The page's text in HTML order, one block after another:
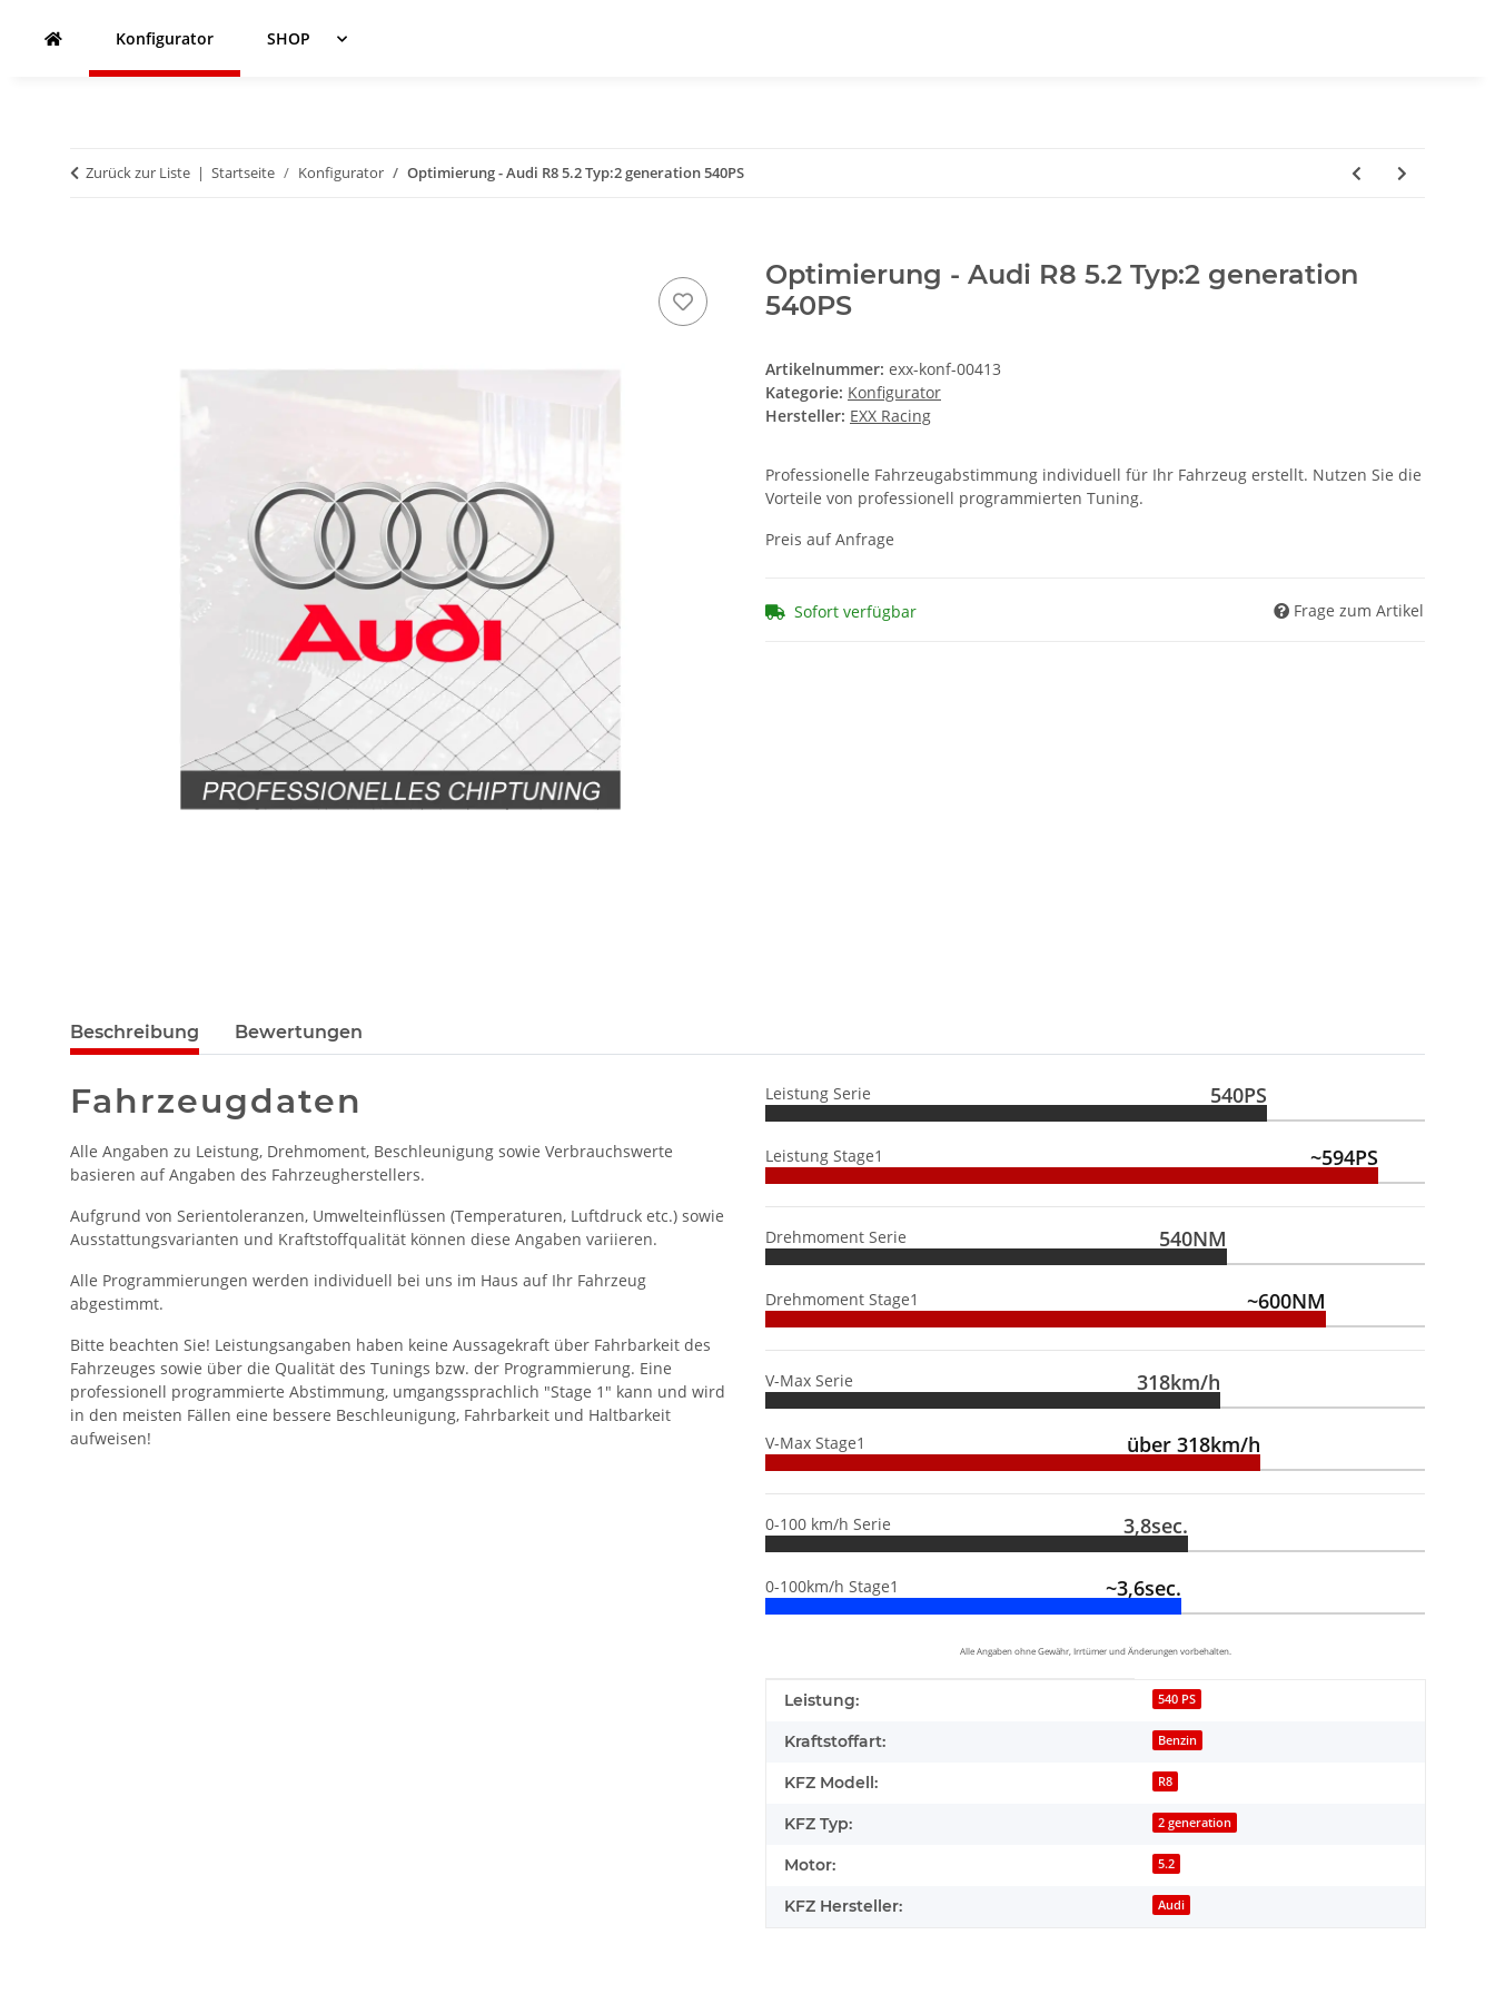
Konfigurator SHOP
Zurück zur Liste Startseite Konfigurator Optimierung - Audi R8 5.2 Typ:2 generation 540PS
Optimierung - Audi R8 5.2 Typ:2 generation
540PS
Artikelnummer: exx-konf-00413
Kategorie: Konfigurator
Hersteller: EXX Racing
Professionelle Fahrzeugabstimmung individuell für Ihr Fahrzeug erstellt. Nutzen Sie die
Vorteile von professionell programmierten Tuning.
Preis auf Anfrage
Sofort verfügbar Frage zum Artikel
Beschreibung Bewertungen
Fahrzeugdaten
Alle Angaben zu Leistung, Drehmoment, Beschleunigung sowie Verbrauchswerte
basieren auf Angaben des Fahrzeugherstellers.
Aufgrund von Serientoleranzen, Umwelteinflüssen (Temperaturen, Luftdruck etc.) sowie
Ausstattungsvarianten und Kraftstoffqualität können diese Angaben variieren.
Alle Programmierungen werden individuell bei uns im Haus auf Ihr Fahrzeug
abgestimmt.
Bitte beachten Sie! Leistungsangaben haben keine Aussagekraft über Fahrbarkeit des
Fahrzeuges sowie über die Qualität des Tunings bzw. der Programmierung. Eine
professionell programmierte Abstimmung, umgangssprachlich "Stage 1" kann und wird
in den meisten Fällen eine bessere Beschleunigung, Fahrbarkeit und Haltbarkeit
aufweisen!
Leistung Serie 540PS
Leistung Stage1 ~594PS
Drehmoment Serie 540NM
Drehmoment Stage1 ~600NM
V-Max Serie 318km/h
V-Max Stage1 über 318km/h
0-100 km/h Serie 3,8sec.
0-100km/h Stage1 ~3,6sec.
Alle Angaben ohne Gewähr, Irrtümer und Änderungen vorbehalten.
Produkteigenschaft
Wert
Leistung: 540 PS
Kraftstoffart: Benzin
KFZ Modell: R8
KFZ Typ: 2 generation
Motor: 5.2
KFZ Hersteller: Audi